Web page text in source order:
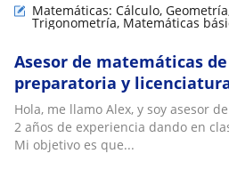
Matemáticas: Cálculo,
Trigonometría, Matemáticas
Asesor de matemáticas
preparatoria y
Hola, me llamo Alex, y soy asesor
2 años de experiencia dando en
Mi objetivo es que...